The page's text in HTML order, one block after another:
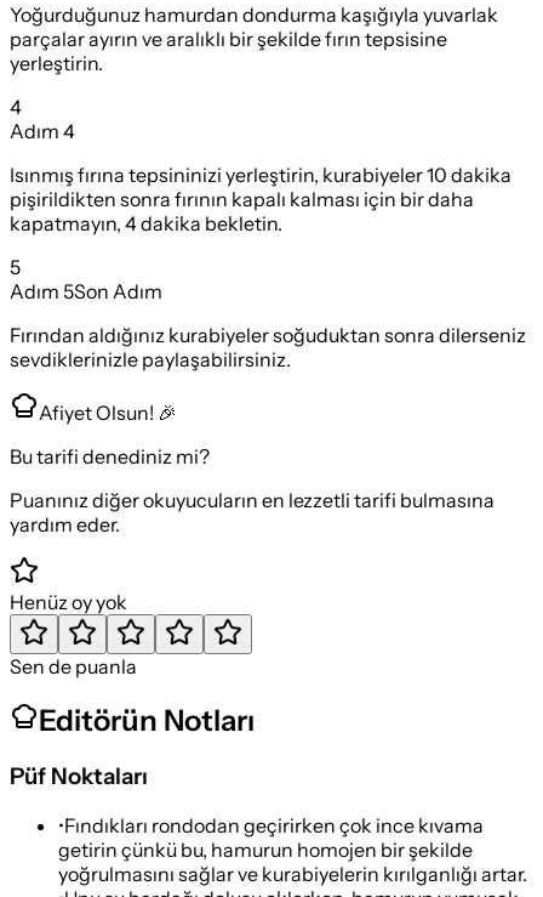
Yoğurduğunuz hamurdan dondurma kaşığıyla yuvarlak
parçalar ayırın ve aralıklı bir şekilde fırın tepsisine
yerleştirin.
4
Adım 4
Isınmış fırına tepsininizi yerleştirin, kurabiyeler 10 dakika
pişirildikten sonra fırının kapalı kalması için bir daha
kapatmayın, 4 dakika bekletin.
5
Adım 5Son Adım
Fırından aldığınız kurabiyeler soğuduktan sonra dilerseniz
sevdiklerinizle paylaşabilirsiniz.
Afiyet Olsun! 🎉
Bu tarifi denediniz mi?
Puanınız diğer okuyucuların en lezzetli tarifi bulmasına
yardım eder.
Henüz oy yok
Sen de puanla
Editörün Notları
Püf Noktaları
•Fındıkları rondodan geçirirken çok ince kıvama
getirin çünkü bu, hamurun homojen bir şekilde
yoğrulmasını sağlar ve kurabiyelerin kırılganlığı artar.